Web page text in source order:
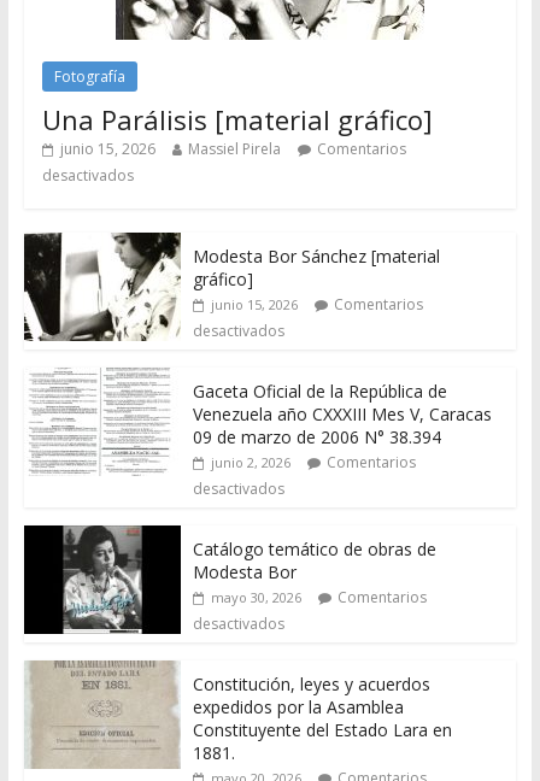
Fotografía
Una Parálisis [material gráfico]
junio 15, 2026 Massiel Pirela
Comentarios
desactivados
Modesta Bor Sánchez [material
gráfico]
junio 15, 2026
Comentarios
desactivados
Gaceta Oficial de la República de
Venezuela año CXXXIII Mes V, Caracas
09 de marzo de 2006 N° 38.394
junio 2, 2026
Comentarios
desactivados
Catálogo temático de obras de
Modesta Bor
mayo 30, 2026
Comentarios
desactivados
Constitución, leyes y acuerdos
expedidos por la Asamblea
Constituyente del Estado Lara en
1881.